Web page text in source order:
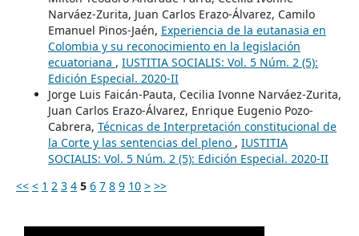
Narváez-Zurita, Juan Carlos Erazo-Álvarez, Camilo
Emanuel Pinos-Jaén, Experiencia de la eutanasia en
Colombia y su reconocimiento en la legislación
ecuatoriana , IUSTITIA SOCIALIS: Vol. 5 Núm. 2 (5):
Edición Especial. 2020-II
Jorge Luis Faicán-Pauta, Cecilia Ivonne Narváez-Zurita,
Juan Carlos Erazo-Álvarez, Enrique Eugenio Pozo-
Cabrera, Técnicas de Interpretación constitucional de
la Corte y las sentencias del pleno , IUSTITIA
SOCIALIS: Vol. 5 Núm. 2 (5): Edición Especial. 2020-II
<< < 1 2 3 4 5 6 7 8 9 10 > >>